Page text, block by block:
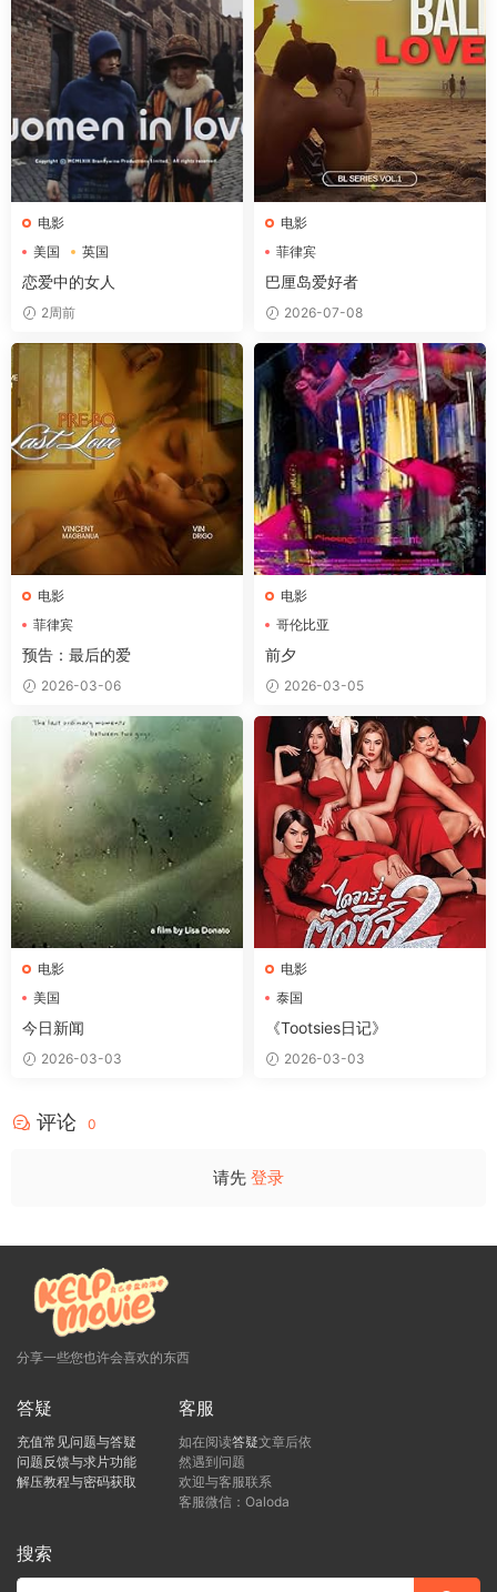
电影
美国
英国
恋爱中的女人
2周前
电影
菲律宾
巴厘岛爱好者
2026-07-08
电影
菲律宾
预告：最后的爱
2026-03-06
电影
哥伦比亚
前夕
2026-03-05
电影
美国
今日新闻
2026-03-03
电影
泰国
《Tootsies日记》
2026-03-03
评论 0
请先 登录
分享一些您也许会喜欢的东西
答疑
充值常见问题与答疑
问题反馈与求片功能
解压教程与密码获取
客服
如在阅读答疑文章后依
然遇到问题
欢迎与客服联系
客服微信：Oaloda
搜索